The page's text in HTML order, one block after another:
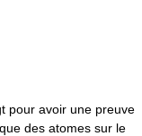
pour avoir une preuve
des atomes sur le